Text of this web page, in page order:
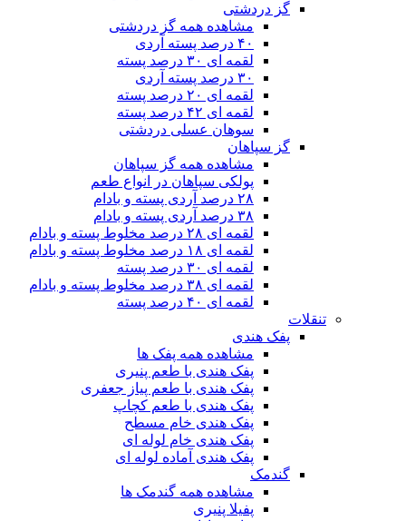
گز دردشتی
مشاهده همه گز دردشتی
۴۰ درصد پسته آردی
لقمه ای ۳۰ درصد پسته
۳۰ درصد پسته آردی
لقمه ای ۲۰ درصد پسته
لقمه ای ۴۲ درصد پسته
سوهان عسلی دردشتی
گز سپاهان
مشاهده همه گز سپاهان
پولکی سپاهان در انواع طعم
۲۸ درصد آردی پسته و بادام
۳۸ درصد آردی پسته و بادام
لقمه ای ۲۸ درصد مخلوط پسته و بادام
لقمه ای ۱۸ درصد مخلوط پسته و بادام
لقمه ای ۳۰ درصد پسته
لقمه ای ۳۸ درصد مخلوط پسته و بادام
لقمه ای ۴۰ درصد پسته
تنقلات
پفک هندی
مشاهده همه پفک ها
پفک هندی با طعم پنیری
پفک هندی با طعم پیاز جعفری
پفک هندی با طعم کچاپ
پفک هندی خام مسطح
پفک هندی خام لوله ای
پفک هندی آماده لوله ای
گندمک
مشاهده همه گندمک ها
پفیلا پنیری